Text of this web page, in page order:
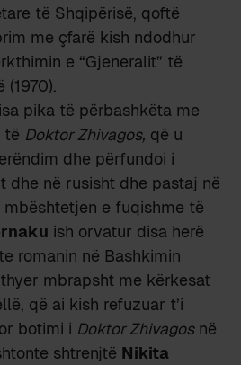
të Shqipërisë, qoftë
me çfarë kish ndodhur
e “Gjeneralit” të
(1970).
pika të përbashkëta me
të Doktor Zhivagos, që u
dhe përfundoi i
dhe në rusisht dhe pastaj në
e fuqishme të
ish orvatur disa herë
romanin në Bashkimin
mbrapsht me kërkesat
që ai kish refuzuar t’i
botimi i Doktor Zhivagosnë
shtrenjtë Nikita